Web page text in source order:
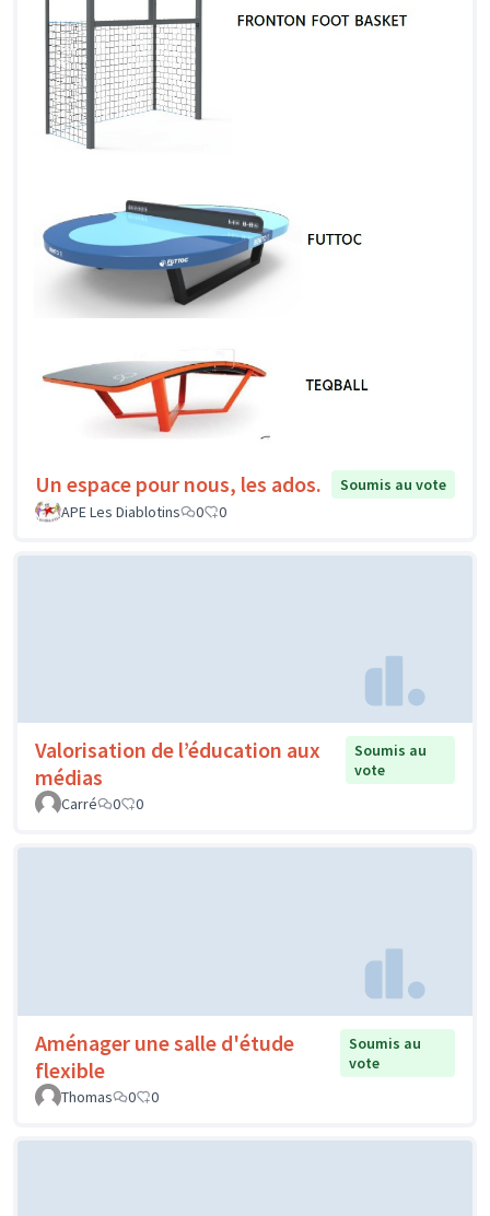
Un espace pour nous, les ados.
Soumis au vote
APE Les Diablotins
0 0
Valorisation de l’éducation aux
médias
Soumis au
vote
Carré
0 0
Aménager une salle d'étude
flexible
Soumis au
vote
Thomas
0 0